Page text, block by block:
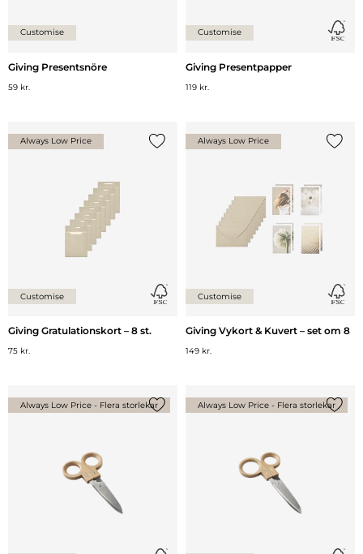
Customise
Giving Presentsnöre
59 kr.
Customise
Giving Presentpapper
119 kr.
Always Low Price
Customise
Giving Gratulationskort – 8 st.
75 kr.
Always Low Price
Customise
Giving Vykort & Kuvert – set om 8
149 kr.
Always Low Price - Flera storlekar Always Low Price - Flera storlekar